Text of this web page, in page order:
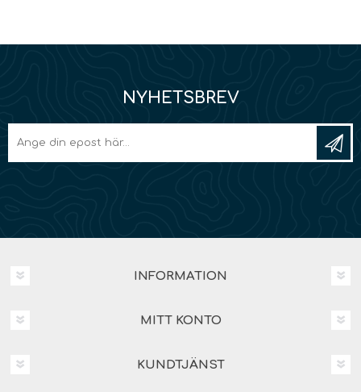
NYHETSBREV
INFORMATION
MITT KONTO
KUNDTJÄNST